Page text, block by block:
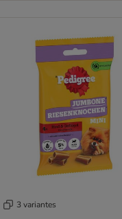
3 variantes